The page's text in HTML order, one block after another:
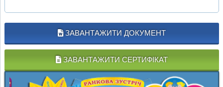
ЗАВАНТАЖИТИ ДОКУМЕНТ
ЗАВАНТАЖИТИ СЕРТИФІКАТ